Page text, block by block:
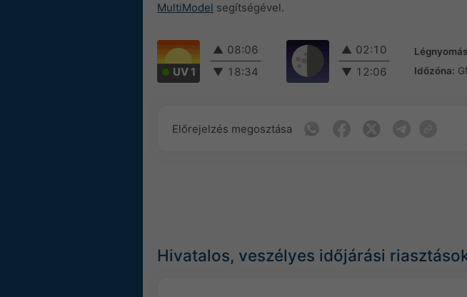
MultiModel segítségével.
UV 1
▲ 08:06
▼ 18:34
▲ 02:10
▼ 12:06
Időzóna:
Előrejelzés megosztása
Hivatalos, veszélyes időjárási